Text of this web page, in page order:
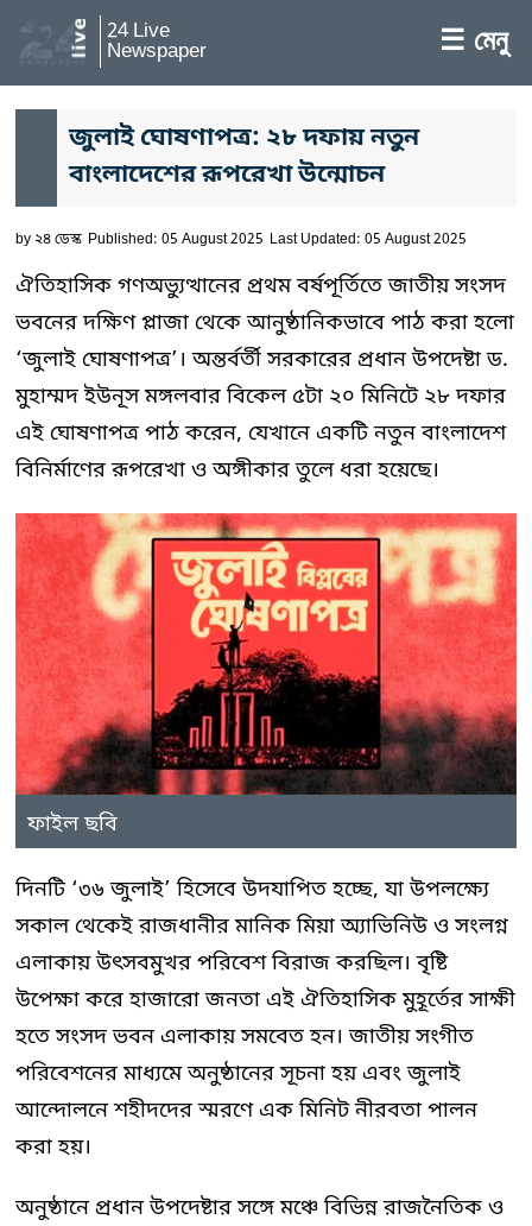
24 Live
Newspaper ☰ মেনু
জুলাই ঘোষণাপত্র: ২৮ দফায় নতুন
বাংলাদেশের রূপরেখা উন্মোচন
by২৪ ডেস্ক Published: 05 August 2025 Last Updated: 05 August 2025
ঐতিহাসিক গণঅভ্যুত্থানের প্রথম বর্ষপূর্তিতে জাতীয় সংসদ
ভবনের দক্ষিণ প্লাজা থেকে আনুষ্ঠানিকভাবে পাঠ করা হলো
‘জুলাই ঘোষণাপত্র’। অন্তর্বর্তী সরকারের প্রধান উপদেষ্টা ড.
মুহাম্মদ ইউনূস মঙ্গলবার বিকেল ৫টা ২০ মিনিটে ২৮ দফার
এই ঘোষণাপত্র পাঠ করেন, যেখানে একটি নতুন বাংলাদেশ
বিনির্মাণের রূপরেখা ও অঙ্গীকার তুলে ধরা হয়েছে।
ফাইল ছবি
দিনটি ‘৩৬ জুলাই’ হিসেবে উদযাপিত হচ্ছে, যা উপলক্ষ্যে
সকাল থেকেই রাজধানীর মানিক মিয়া অ্যাভিনিউ ও সংলগ্ন
এলাকায় উৎসবমুখর পরিবেশ বিরাজ করছিল। বৃষ্টি
উপেক্ষা করে হাজারো জনতা এই ঐতিহাসিক মুহূর্তের সাক্ষী
হতে সংসদ ভবন এলাকায় সমবেত হন। জাতীয় সংগীত
পরিবেশনের মাধ্যমে অনুষ্ঠানের সূচনা হয় এবং জুলাই
আন্দোলনে শহীদদের স্মরণে এক মিনিট নীরবতা পালন
করা হয়।
অনুষ্ঠানে প্রধান উপদেষ্টার সঙ্গে মঞ্চে বিভিন্ন রাজনৈতিক ও